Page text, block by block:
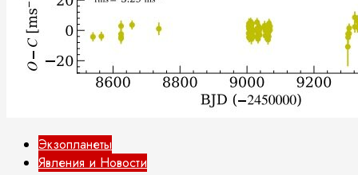
Экзопланеты
Явления и Новости